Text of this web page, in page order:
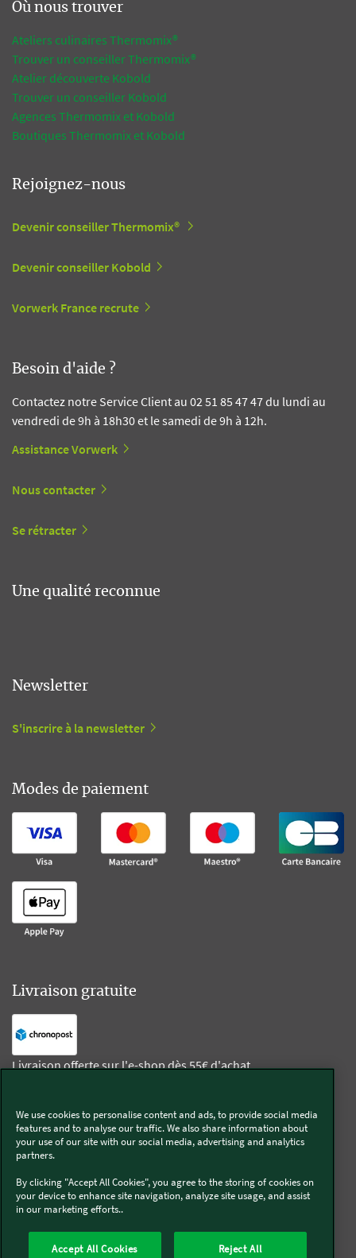
Où nous trouver
Ateliers culinaires Thermomix®
Trouver un conseiller Thermomix®
Atelier découverte Kobold
Trouver un conseiller Kobold
Agences Thermomix et Kobold
Boutiques Thermomix et Kobold
Rejoignez-nous
Devenir conseiller Thermomix®
Devenir conseiller Kobold
Vorwerk France recrute
Besoin d'aide ?
Contactez notre Service Client au 02 51 85 47 47 du lundi au
vendredi de 9h à 18h30 et le samedi de 9h à 12h.
Assistance Vorwerk
Nous contacter
Se rétracter
Une qualité reconnue
Newsletter
S'inscrire à la newsletter
Modes de paiement
Livraison gratuite
Livraison offerte sur l'e-shop dès 55€ d'achat.
Suivez-nous
Kobold
Thermomix®
We use cookies to personalise content and ads, to provide social media
features and to analyse our traffic. We also share information about
your use of our site with our social media, advertising and analytics
partners.
By clicking "Accept All Cookies", you agree to the storing of cookies on
your device to enhance site navigation, analyze site usage, and assist
in our marketing efforts..
Accept All Cookies Reject All